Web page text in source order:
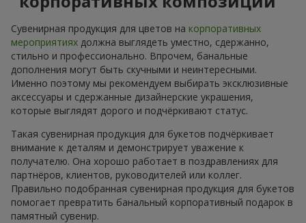
Сувенирная продукция для цветов на корпоративных
мероприятиях должна выглядеть уместно, сдержанно,
стильно и профессионально. Впрочем, банальные
дополнения могут быть скучными и неинтересными.
Именно поэтому мы рекомендуем выбирать эксклюзивные
аксессуары и сдержанные дизайнерские украшения,
которые выглядят дорого и подчёркивают статус.
Такая сувенирная продукция для букетов подчёркивает
внимание к деталям и демонстрирует уважение к
получателю. Она хорошо работает в поздравлениях для
партнёров, клиентов, руководителей или коллег.
Правильно подобранная сувенирная продукция для букетов
помогает превратить банальный корпоративный подарок в
памятный сувенир.